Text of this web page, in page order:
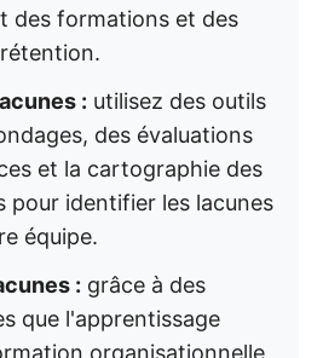
des formations et des
: utilisez des outils
des évaluations
et la cartographie des
pour identifier les lacunes
équipe.
: grâce à des
que l'apprentissage
organisationnelle